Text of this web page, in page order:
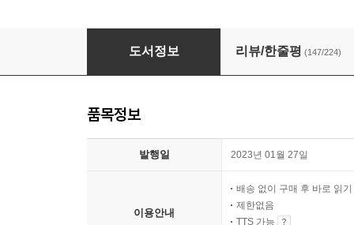
우크라이나에서 온 메시지
도서정보 리뷰/한줄평 (147/224)
품목정보
발행일 2023년 01월 27일
이용안내
배송 없이 구매 후 바로 읽기
제한없음
TTS 가능